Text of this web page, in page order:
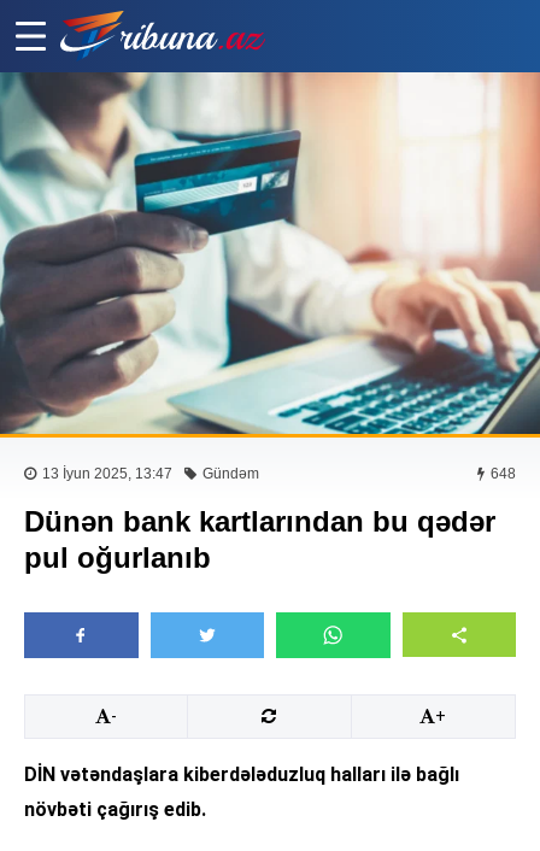
13 İyun 2025, 13:47 Gündəm 648
Dünən bank kartlarından bu qədər
pul oğurlanıb
- +
DİN vətəndaşlara kiberdələduzluq halları ilə bağlı
növbəti çağırış edib.